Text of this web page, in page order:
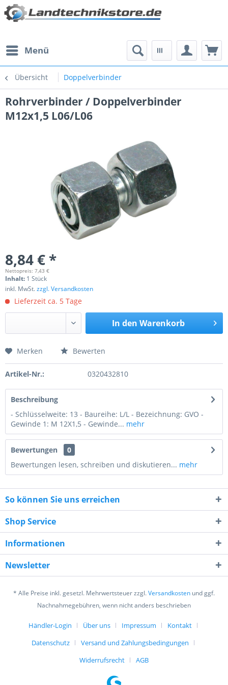
Menü
Übersicht Doppelverbinder
Rohrverbinder / Doppelverbinder
M12x1,5 L06/L06
8,84 € *
Nettopreis: 7,43 €
Inhalt: 1 Stück
inkl. MwSt.zzgl. Versandkosten
Lieferzeit ca. 5 Tage
In den Warenkorb
Preis anfragen
2 * 7 = ?
Ich habe dieDatenschutzerklärunggelesen,
verstanden und stimme zu. *
Merken Bewerten
Artikel-Nr.: 0320432810
Beschreibung
- Schlüsselweite: 13 - Baureihe: L/L - Bezeichnung: GVO -
Gewinde 1: M 12X1,5 - Gewinde... mehr
Bewertungen
0
Bewertungen lesen, schreiben und diskutieren... mehr
So können Sie uns erreichen
Shop Service
Informationen
Newsletter
* Alle Preise inkl. gesetzl. Mehrwertsteuer zzgl.Versandkosten und ggf.
Nachnahmegebühren, wenn nicht anders beschrieben
Händler-Login Über uns Impressum
Kontakt
Datenschutz
Versand und Zahlungsbedingungen
Widerrufsrecht
AGB